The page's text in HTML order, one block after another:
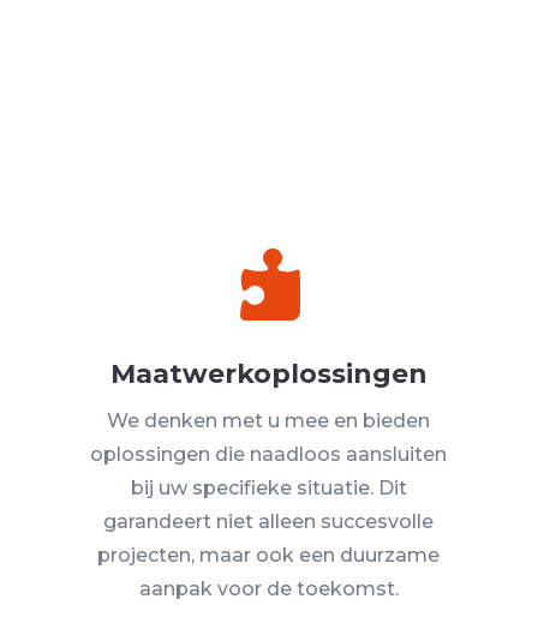

Maatwerkoplossingen
We denken met u mee en bieden
oplossingen die naadloos aansluiten
bij uw specifieke situatie. Dit
garandeert niet alleen succesvolle
projecten, maar ook een duurzame
aanpak voor de toekomst.